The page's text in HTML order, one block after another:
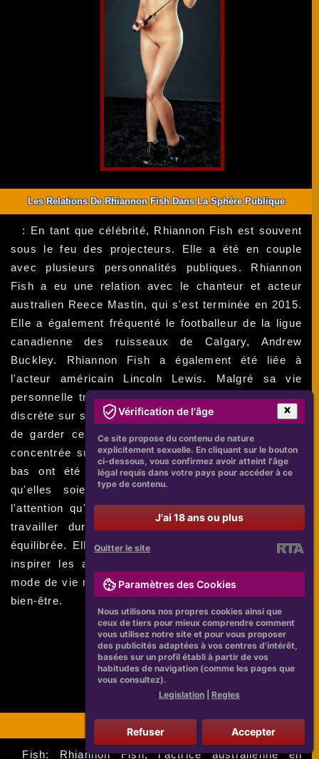
Les Relations De Rhiannon Fish Dans La Sphère Publique
: En tant que célébrité, Rhiannon Fish est souvent
sous le feu des projecteurs. Elle a été en couple
avec plusieurs personnalités publiques. Rhiannon
Fish a eu une relation avec le chanteur et acteur
australien Reece Mastin, qui s'est terminée en 2015.
Elle a également fréquenté le footballeur de la ligue
canadienne des ruisseaux de Calgary, Andrew
Buckley. Rhiannon Fish a également été liée à
l'acteur américain Lincoln Lewis. Malgré sa vie
personnelle très publique, Rhiannon Fish a été très
discrète sur ses relations amoureuses. Elle a essayé
de garder celles-ci en dehors des médias et s'est
concentrée sur sa carrière d'actrice. Rhiannon Fish
bas ont été souvent gardées privées jusqu'à ce
qu'elles soient rendues publiques. Malgré toute
l'attention qu'elle attire, Rhiannon Fish continue de
travailler dur et de maintenir une vie saine et
équilibrée. Elle a souvent utilisé sa plateforme pour
inspirer les autres et a parlé ouvertement de son
mode de vie naturel et de son engagement envers le
bien-être.
Les Projets Futurs Pour Rhiannon Fish
Fish: Rhiannon Fish, l'actrice australienne en
Vérification de l'âge
Ce site propose du contenu de nature
explicitement sexuelle. En cliquant sur le bouton
ci-dessous, vous confirmez avoir atteint l'âge
légal requis dans votre pays pour accéder à ce
type de contenu.
J'ai 18 ans ou plus
Quitter le site
Paramètres des Cookies
Nous utilisons nos propres cookies ainsi que
ceux de tiers pour mieux comprendre comment
vous utilisez notre site et pour vous proposer
des publicités adaptées à vos centres d'intérêt,
basées sur un profil établi à partir de vos
habitudes de navigation (comme les pages que
vous consultez).
Legislation
Regles
Refuser Accepter